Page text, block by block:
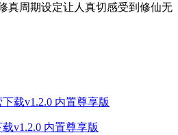
真周期设定让人真切感受到修仙无
v1.2.0 内置尊享版